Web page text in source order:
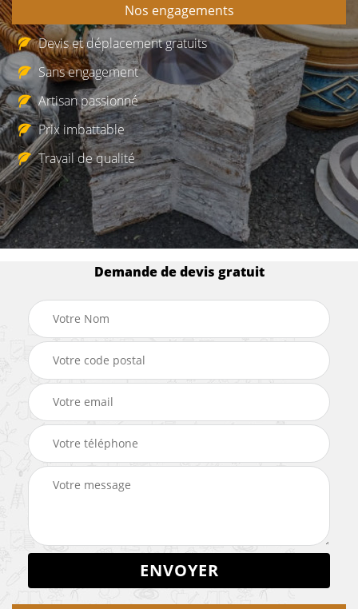
Nos engagements
Devis et déplacement gratuits
Sans engagement
Artisan passionné
Prix imbattable
Travail de qualité
Demande de devis gratuit